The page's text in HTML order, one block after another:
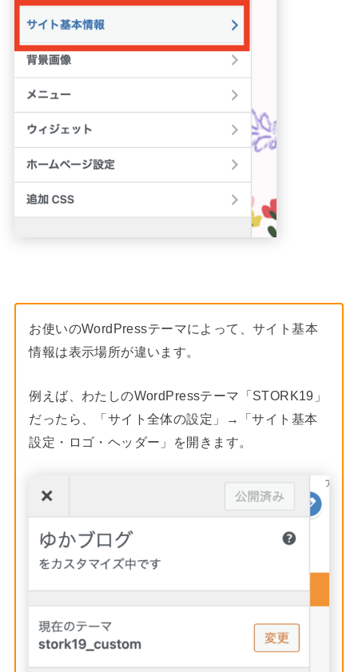
お使いのWordPressテーマによって、サイト基本
情報は表示場所が違います。
例えば、わたしのWordPressテーマ「STORK19」
だったら、「サイト全体の設定」→「サイト基本
設定・ロゴ・ヘッダー」を開きます。